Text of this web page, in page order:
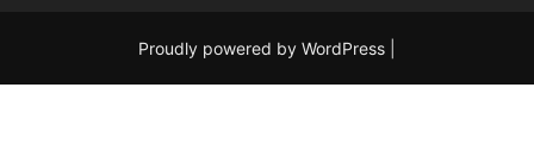
Proudly powered by WordPress